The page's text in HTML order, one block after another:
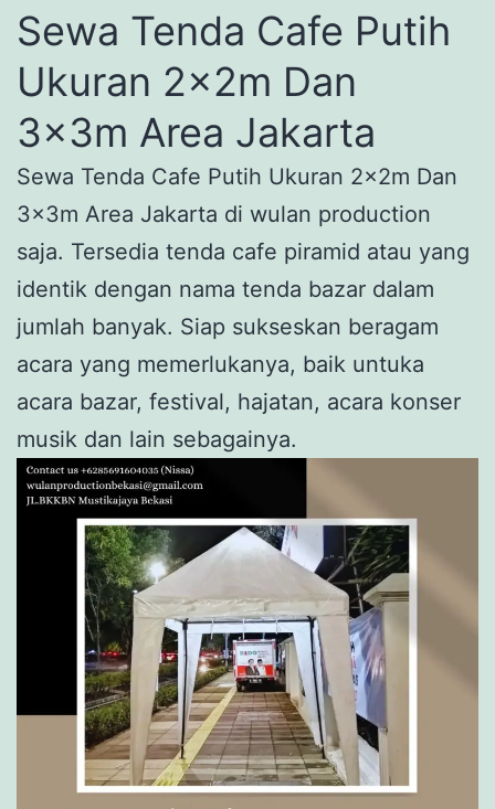
Sewa Tenda Cafe Putih
Ukuran 2x2m Dan
3x3m Area Jakarta
Sewa Tenda Cafe Putih Ukuran 2x2m Dan
3x3m Area Jakarta di wulan production
saja. Tersedia tenda cafe piramid atau yang
identik dengan nama tenda bazar dalam
jumlah banyak. Siap sukseskan beragam
acara yang memerlukanya, baik untuka
acara bazar, festival, hajatan, acara konser
musik dan lain sebagainya.